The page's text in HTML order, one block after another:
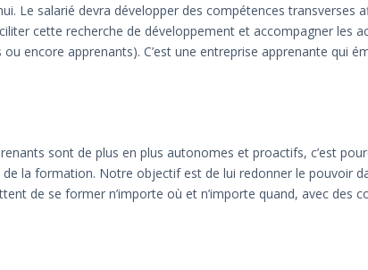
Le salarié devra développer des compétences transverses
cette recherche de développement et accompagner les
encore apprenants). C’est une entreprise apprenante qui
sont de plus en plus autonomes et proactifs, c’est
de la formation. Notre objectif est de lui redonner le pouvoir
de se former n’importe où et n’importe quand, avec des